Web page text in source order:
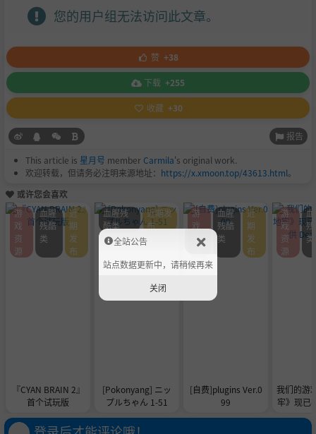
您的用户组无法访问此文章。
赞 +38
下载 +255
收藏 +30
报告
This article is 星月号 memberCarmila's original work.
欢迎转载，但请务必注明来源地址： https://x.xmoon.top/43613.html。
或许您会喜欢
『CYAN BRAIN 2』
首个试玩版
游
戏
资
源
血腥
残酷
类
近
期
发
布
[Pokonyang] ニッ
プルちゃん 1-51
血腥残
酷类
近期发
布
[自费]plugins Ver.0
99
游
戏
资
源
血腥
残酷
类
近
期
发
布
我们的游
牢》现已
游
戏
资
源
类
全站公告
站点数据更新中，请稍候再来
关闭